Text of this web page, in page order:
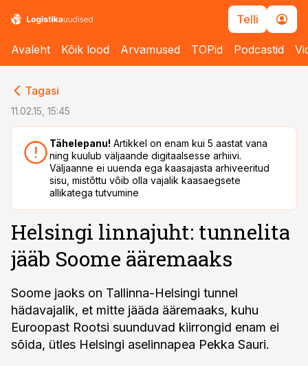
Telli
Avaleht Kõik lood Arvamused TOPid Podcastid
Tagasi
11.02.15, 15:45
Tähelepanu! Artikkel on enam kui 5 aastat vana
ning kuulub väljaande digitaalsesse arhiivi.
Väljaanne ei uuenda ega kaasajasta arhiveeritud
sisu, mistõttu võib olla vajalik kaasaegsete
allikatega tutvumine
Helsingi linnajuht: tunnelita
jääb Soome ääremaaks
Soome jaoks on Tallinna-Helsingi tunnel
hädavajalik, et mitte jääda ääremaaks, kuhu
Euroopast Rootsi suunduvad kiirrongid enam ei
sõida, ütles Helsingi aselinnapea Pekka Sauri.